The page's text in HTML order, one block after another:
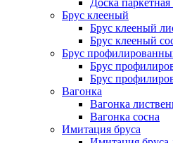
Доска
Брус клееный
Брус клееный
Брус клееный
Брус
Брус
Брус
Вагонка
Вагонка
Вагонка сосна
Имитация бруса